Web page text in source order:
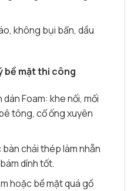
không bụi bẩn, dầu
bề mặt thi công
Foam: khe nối, mối
tông, cổ ống xuyên
chải thép làm nhẵn
dính tốt.
hoặc bề mặt quá gồ